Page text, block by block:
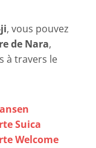
, vous pouvez
de Nara,
à travers le
Suica
Welcome